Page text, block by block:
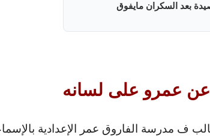
بعد السكران مايفوق
عن عمرو على لسانه